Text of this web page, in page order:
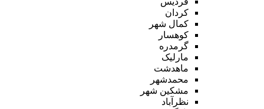
کردان
کمال شهر
کوهسار
گرمدره
مارلیک
ماهدشت
محمدشهر
مشکین شهر
نظرآباد